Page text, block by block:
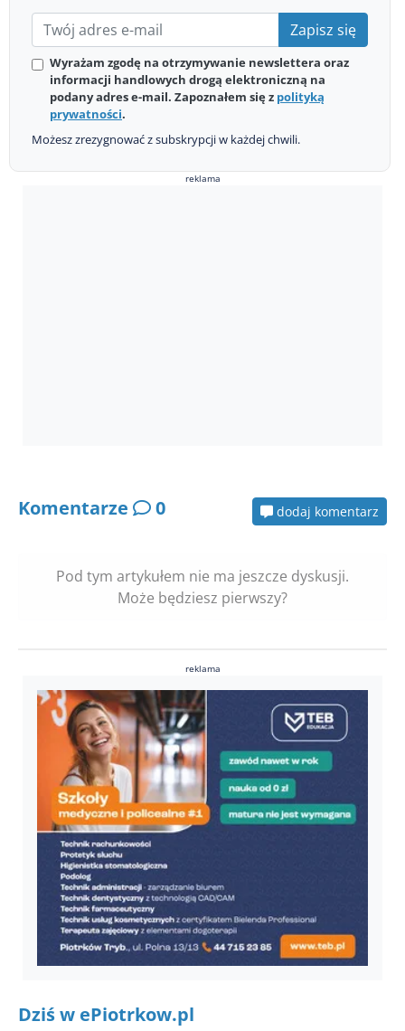
Zapisz się
Wyrażam zgodę na otrzymywanie newslettera oraz
informacji handlowych drogą elektroniczną na
podany adres e-mail. Zapoznałem się z polityką
prywatności.
Możesz zrezygnować z subskrypcji w każdej chwili.
reklama
Komentarze 0 dodaj komentarz
Pod tym artykułem nie ma jeszcze dyskusji.
Może będziesz pierwszy?
reklama
Dziś w ePiotrkow.pl